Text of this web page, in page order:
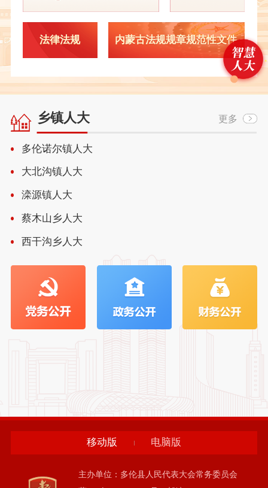
法律法规 内蒙古法规规章规范性文件
乡镇人大 更多
多伦诺尔镇人大
大北沟镇人大
滦源镇人大
蔡木山乡人大
西干沟乡人大
移动版 电脑版
主办单位：多伦县人民代表大会常务委员会